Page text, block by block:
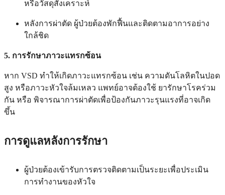
หรือวัสดุสังเคราะห์
หลังการผ่าตัด ผู้ป่วยต้องพักฟื้นและติดตามอาการอย่าง
ใกล้ชิด
5. การรักษาภาวะแทรกซ้อน
หาก VSD ทำให้เกิดภาวะแทรกซ้อน เช่น ความดันโลหิตในปอด
สูง หรือภาวะหัวใจล้มเหลว แพทย์อาจต้องใช้ ยารักษาโรคร่วม
กัน หรือ พิจารณาการผ่าตัดเพื่อป้องกันภาวะรุนแรงที่อาจเกิด
ขึ้น
การดูแลหลังการรักษา
ผู้ป่วยต้องเข้ารับการตรวจติดตามเป็นระยะเพื่อประเมิน
การทำงานของหัวใจ